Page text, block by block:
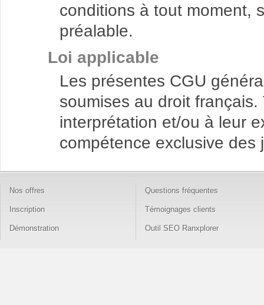
conditions à tout moment,
préalable.
Loi applicable
Les présentes CGU
soumises au droit
interprétation et/ou à leur
compétence exclusive des
Nos offres
Inscription
Démonstration
Questions fréquentes
Témoignages clients
Outil SEO Ranxplorer